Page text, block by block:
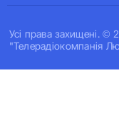
Усi права захищенi. ©
"Телерадіокомпанія